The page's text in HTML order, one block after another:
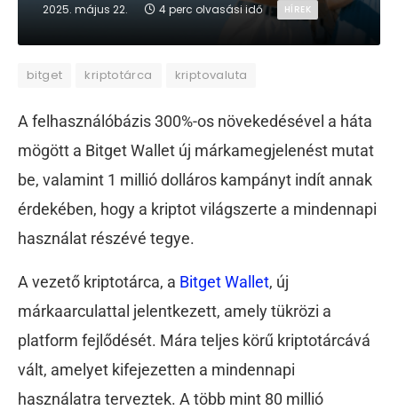
2025. május 22. 4 perc olvasási idő HÍREK
bitget kriptotárca kriptovaluta
A felhasználóbázis 300%-os növekedésével a háta
mögött a Bitget Wallet új márkamegjelenést mutat
be, valamint 1 millió dolláros kampányt indít annak
érdekében, hogy a kriptot világszerte a mindennapi
használat részévé tegye.
A vezető kriptotárca, a Bitget Wallet, új
márkaarculattal jelentkezett, amely tükrözi a
platform fejlődését. Mára teljes körű kriptotárcává
vált, amelyet kifejezetten a mindennapi
használatra terveztek. A több mint 80 millió